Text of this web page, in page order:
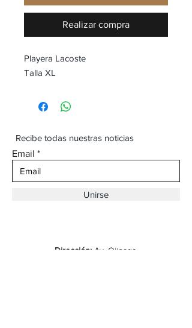
Realizar compra
Playera Lacoste
Talla XL
Recibe todas nuestras noticias
Email
Unirse
Dirección: Av. Ojinaga,